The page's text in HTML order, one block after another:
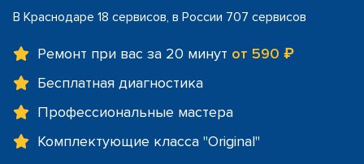
В Краснодаре 18 сервисов, в России 707 сервисов
Ремонт при вас за 20 минут от 590 ₽
Бесплатная диагностика
Профессиональные мастера
Комплектующие класса "Original"